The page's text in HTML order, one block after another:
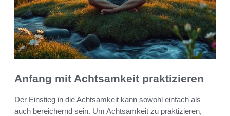
Anfang mit Achtsamkeit praktizieren
Der Einstieg in die Achtsamkeit kann sowohl einfach als
auch bereichernd sein. Um Achtsamkeit zu praktizieren,